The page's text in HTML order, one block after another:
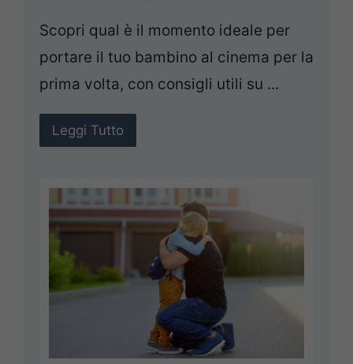
Scopri qual è il momento ideale per
portare il tuo bambino al cinema per la
prima volta, con consigli utili su ...
Leggi Tutto